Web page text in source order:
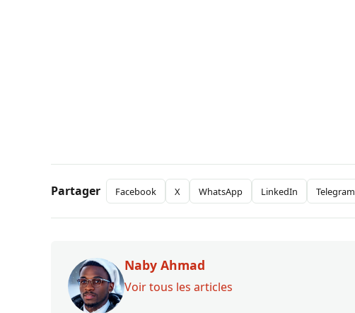
Partager Facebook X WhatsApp LinkedIn Telegram
Naby Ahmad
Voir tous les articles